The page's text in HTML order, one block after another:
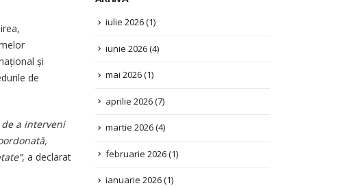
și
de
a interveni
, a declarat
iunie 2026(4)
mai 2026(1)
aprilie 2026(7)
martie 2026 (4)
februarie 2026
ianuarie 2026(1)
decembrie 2025(6)